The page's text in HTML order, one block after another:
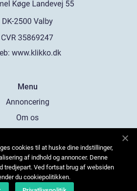
www.klikko.dk
Menu
Annoncering
Om os
Kontakt os
Sitemap
cookies til at huske dine indstillinger,
af indhold og annoncer. Denne
tredjepart. Ved fortsat brug af websiden
du cookiepolitikken.